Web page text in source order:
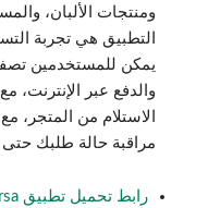
ومنتجات الألبان،
التطبيق هي تجربة
يمكن للمستخدمين
والدفع عبر الإنترنت،
الاستلام من المتجر،
مراقبة حالة طلبك